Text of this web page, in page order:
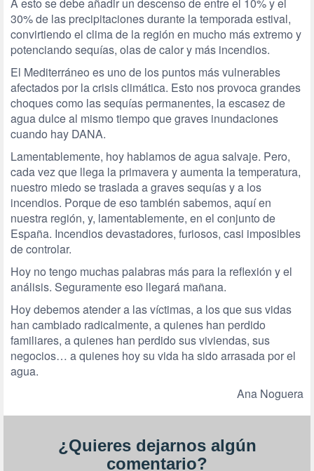
30% de las precipitaciones durante la temporada estival,
convirtiendo el clima de la región en mucho más extremo y
potenciando sequías, olas de calor y más incendios.
El Mediterráneo es uno de los puntos más vulnerables
afectados por la crisis climática. Esto nos provoca grandes
choques como las sequías permanentes, la escasez de
agua dulce al mismo tiempo que graves inundaciones
cuando hay DANA.
Lamentablemente, hoy hablamos de agua salvaje. Pero,
cada vez que llega la primavera y aumenta la temperatura,
nuestro miedo se traslada a graves sequías y a los
incendios. Porque de eso también sabemos, aquí en
nuestra región, y, lamentablemente, en el conjunto de
España. Incendios devastadores, furiosos, casi imposibles
de controlar.
Hoy no tengo muchas palabras más para la reflexión y el
análisis. Seguramente eso llegará mañana.
Hoy debemos atender a las víctimas, a los que sus vidas
han cambiado radicalmente, a quienes han perdido
familiares, a quienes han perdido sus viviendas, sus
negocios… a quienes hoy su vida ha sido arrasada por el
agua.
Ana Noguera
¿Quieres dejarnos algún
comentario?